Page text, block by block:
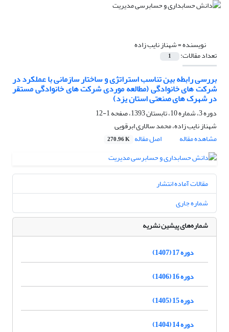
نویسنده =شهناز نایب زاده
تعداد مقالات: 1
بررسی رابطه بین تناسب استراتژی و ساختار سازمانی با عملکرد در
شرکت های خانوادگی (مطالعه موردی شرکت های خانوادگی مستقر
در شهرک های صنعتی استان یزد)
دوره 3، شماره 10، تابستان 1393، صفحه
1-12
شهناز نایب زاده، محمد سالاری ابرقویی
مشاهده مقاله
اصل مقاله 270.96 K
مقالات آماده انتشار
شماره جاری
شماره‌های پیشین نشریه
دوره 17 (1407)
دوره 16 (1406)
دوره 15 (1405)
دوره 14 (1404)